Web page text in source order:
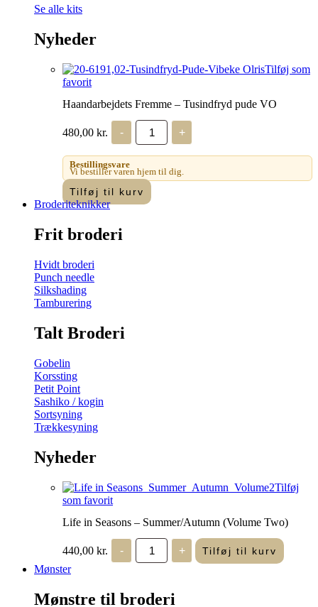
Se alle kits
Nyheder
Tilføj som
favorit
Haandarbejdets Fremme – Tusindfryd pude VO
480,00 kr. -
Haandarbejdets
Fremme
-
Tusindfryd
pude
VO
antal
+
Bestillingsvare
Vi bestiller varen hjem til dig.
Tilføj til kurv
Broderiteknikker
Frit broderi
Hvidt broderi
Punch needle
Silkshading
Tamburering
Talt Broderi
Gobelin
Korssting
Petit Point
Sashiko / kogin
Sortsyning
Trækkesyning
Nyheder
Tilføj
som favorit
Life in Seasons – Summer/Autumn (Volume Two)
440,00 kr. -
Life
Seasons
(Volume
+ Tilføj til kurv
Mønster
Mønstre til broderi